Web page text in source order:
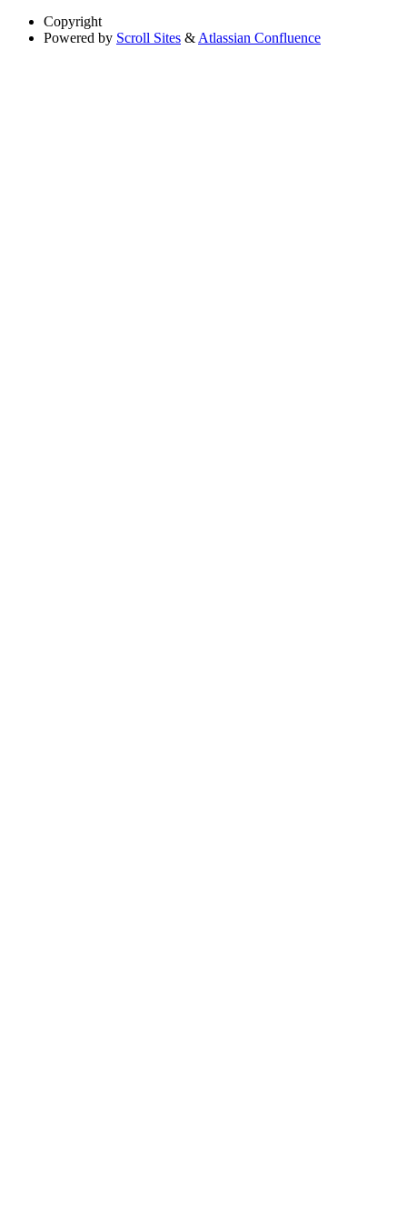
Copyright
Powered by Scroll Sites & Atlassian Confluence